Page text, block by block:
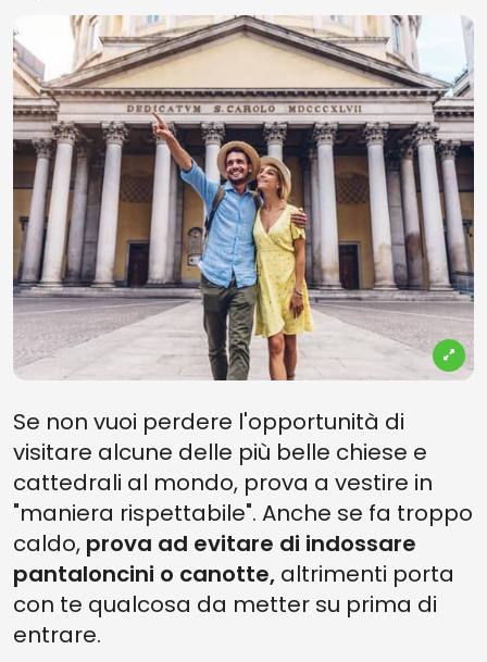
Se non vuoi perdere l'opportunità di
visitare alcune delle più belle chiese e
cattedrali al mondo, prova a vestire in
"maniera rispettabile". Anche se fa troppo
caldo, prova ad evitare di indossare
pantaloncini o canotte, altrimenti porta
con te qualcosa da metter su prima di
entrare.